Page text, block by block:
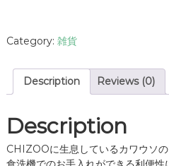
カ
a
n
t
Category: 雑貨
Description Reviews (0)
Description
CHIZOOに生息しているカワウソの